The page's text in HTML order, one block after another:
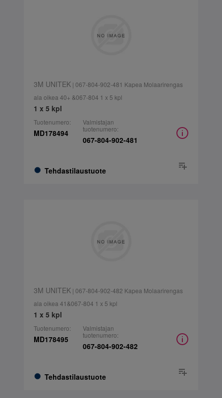
3M UNITEK| 067-804-902-481 Kapea Molaarirengas
ala oikea 40+ &067-804 1 x 5 kpl
1 x 5 kpl
Tuotenumero:
MD178494
Tehdastilaustuote
Valmistajan
tuotenumero:
067-804-902-481
3M UNITEK| 067-804-902-482 Kapea Molaarirengas
ala oikea 41&067-804 1 x 5 kpl
1 x 5 kpl
Tuotenumero:
MD178495
Tehdastilaustuote
Valmistajan
tuotenumero:
067-804-902-482